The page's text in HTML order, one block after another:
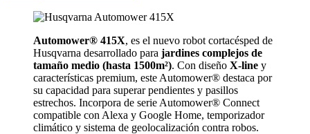
Automower® 415X, es el nuevo robot cortacésped de
Husqvarna desarrollado para jardines complejos de
tamaño medio (hasta 1500m²). Con diseño X-line y
características premium, este Automower® destaca por
su capacidad para superar pendientes y pasillos
estrechos. Incorpora de serie Automower® Connect
compatible con Alexa y Google Home, temporizador
climático y sistema de geolocalización contra robos.